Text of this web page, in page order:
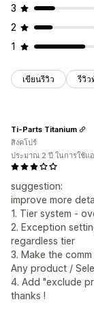
3
2
1
เขียนรีวิว รีวิว
suggestion:
improve more
1. Tier system -
2. Exception
regardless tier
3. Make the
Any product /
4. Add "exclude
thanks !
Ti-Parts Titanium
สิงคโปร์
ประมาณ 2 ปี ในการใช้แ